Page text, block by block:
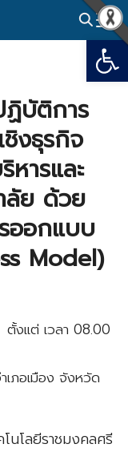
ฏิบัติการ
ชิงธุรกิจ
ารและ
ลัย ด้วย
ออกแบบ
Model)
งแต่ เวลา 08.00
เภอเมือง จังหวัด
นโลยีราชมงคลศรี